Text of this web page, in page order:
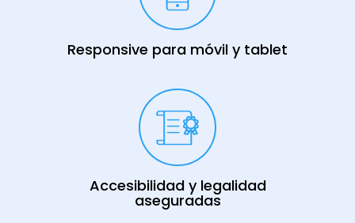
Responsive para móvil y tablet
Accesibilidad y legalidad
aseguradas